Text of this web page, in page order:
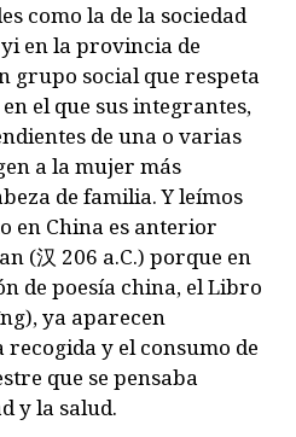
como la de la sociedad
yien la provincia de
grupo social que respeta
el que sus integrantes,
de una o varias
a la mujer más
de familia. Y leímos
en China es anterior
(汉 206 a.C.) porque en
de poesía china, elLibro
), ya aparecen
y el consumo de
que se pensaba
y la salud.